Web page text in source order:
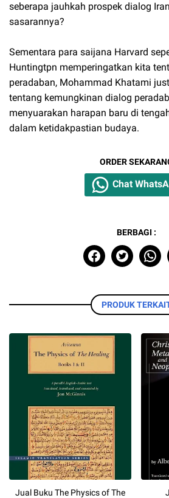
seberapa jauhkah prospek dialog
sasarannya?
Sementara para saijana Harvard
Huntingtpn memperingatkan kita
peradaban, Mohammad Khatami
tentang kemungkinan dialog
menyuarakan harapan baru di
dalam ketidakpastian budaya.
ORDER
Chat
BERBAGI :
PRODUK
Jual Buku The Physics of The